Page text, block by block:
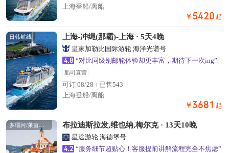
上海登船/离船
￥ 5420 起
日韩航线 上海-冲绳(那霸)-上海 · 5天4晚
皇家加勒比国际游轮 海洋光谱号
4.8 “对比同级别邮轮体验却更丰富，期待下一次ing”
船司直营
可订 08/28
已售543
上海登船/离船
￥ 3681 起
多瑙河/莱茵河航线 布拉迪斯拉发,维也纳,梅尔克 · 13天10晚
星途游轮 海德堡号
4.2 “服务细节超贴心！客服提前讲解流程完全不焦虑”